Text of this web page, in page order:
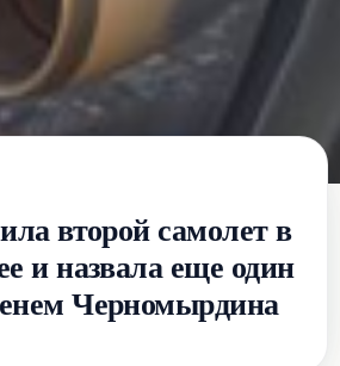
второй самолет в
и назвала еще один
Черномырдина